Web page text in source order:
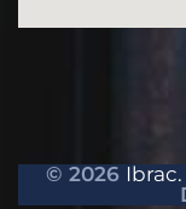
© 2026 Ibrac.